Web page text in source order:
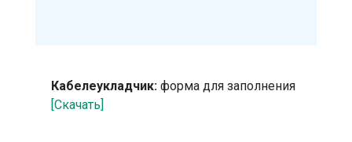
Кабелеукладчик: форма для заполнения
[Скачать]